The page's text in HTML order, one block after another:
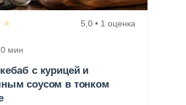
5,0 • 1 оценка
мин
с курицей и
соусом в тонком